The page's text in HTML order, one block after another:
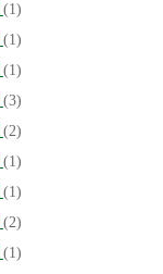
(1)
(1)
(1)
(3)
(2)
(1)
(1)
(2)
(1)